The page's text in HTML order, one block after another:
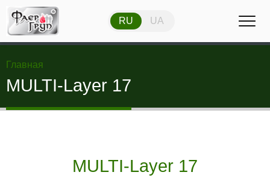
RU UA RU UA
Главная
MULTI-Layer 17
MULTI-Layer 17